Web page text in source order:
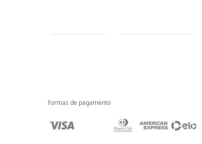
Formas de pagamento